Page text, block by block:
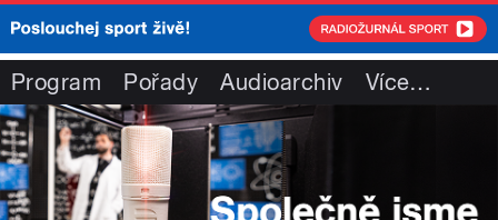
Program Pořady Audioarchiv Více…